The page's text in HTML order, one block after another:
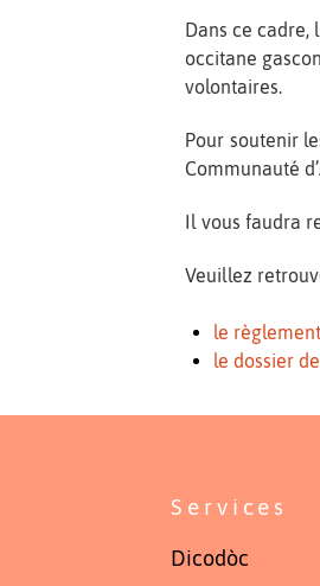
Dans ce
occitane
volontaires.
Pour soutenir
Communauté
Il vous faudra
Veuillez
le
le dossier
Services
Dicodòc